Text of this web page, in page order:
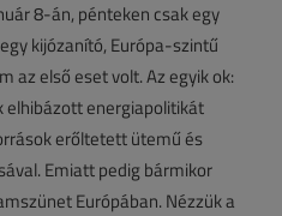
8-án, pénteken csak egy
kijózanító, Európa-szintű
az első eset volt. Az egyik ok:
energiapolitikát
erőltetett ütemű és
Emiatt pedig bármikor
Európában. Nézzük a